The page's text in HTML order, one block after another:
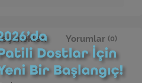
Yorumlar (0)